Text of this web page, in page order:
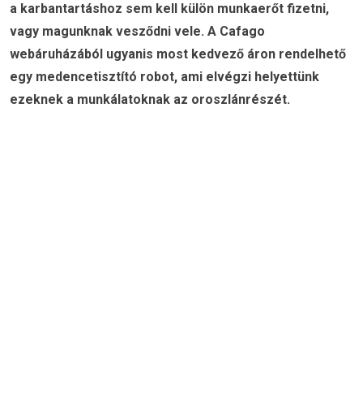
a karbantartáshoz sem kell külön munkaerőt fizetni,
vagy magunknak vesződni vele. A Cafago
webáruházából ugyanis most kedvező áron rendelhető
egy medencetisztító robot, ami elvégzi helyettünk
ezeknek a munkálatoknak az oroszlánrészét.